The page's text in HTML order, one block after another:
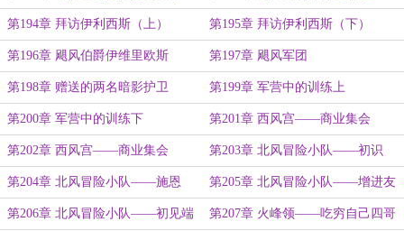
第194章 拜访伊利西斯（上） 第195章 拜访伊利西斯（下）
第196章 飓风伯爵伊维里欧斯 第197章 飓风军团
第198章 赠送的两名暗影护卫 第199章 军营中的训练上
第200章 军营中的训练下 第201章 西风宫——商业集会
（上）
第202章 西风宫——商业集会
（下）
第203章 北风冒险小队——初识
第204章 北风冒险小队——施恩 第205章 北风冒险小队——增进友
谊
第206章 北风冒险小队——初见端 第207章 火峰领——吃穷自己四哥